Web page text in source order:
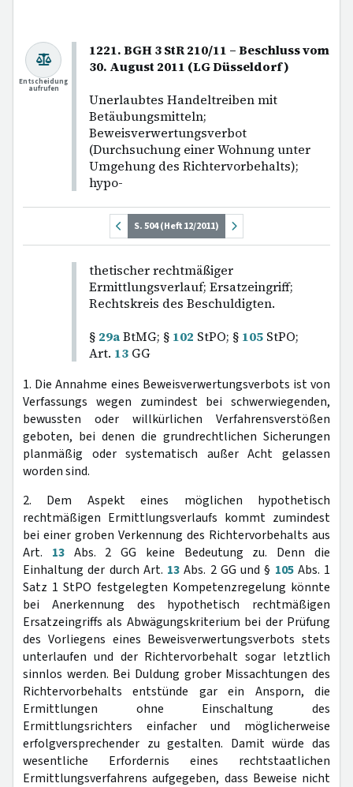
1221. BGH 3 StR 210/11 – Beschluss vom
30. August 2011 (LG Düsseldorf)
Unerlaubtes Handeltreiben mit
Betäubungsmitteln;
Beweisverwertungsverbot
(Durchsuchung einer Wohnung unter
Umgehung des Richtervorbehalts);
hypo-
Entscheidung
aufrufen
S. 504 (Heft 12/2011)
thetischer rechtmäßiger
Ermittlungsverlauf; Ersatzeingriff;
Rechtskreis des Beschuldigten.
§ 29aBtMG; § 102 StPO; § 105 StPO;
Art. 13 GG
1. Die Annahme eines Beweisverwertungsverbots ist von
Verfassungs wegen zumindest bei schwerwiegenden,
bewussten oder willkürlichen Verfahrensverstößen
geboten, bei denen die grundrechtlichen Sicherungen
planmäßig oder systematisch außer Acht gelassen
worden sind.
2. Dem Aspekt eines möglichen hypothetisch
rechtmäßigen Ermittlungsverlaufs kommt zumindest
bei einer groben Verkennung des Richtervorbehalts aus
Art. 13Abs. 2 GG keine Bedeutung zu. Denn die
Einhaltung der durch Art. 13 Abs. 2 GG und § 105Abs. 1
Satz 1 StPO festgelegten Kompetenzregelung könnte
bei Anerkennung des hypothetisch rechtmäßigen
Ersatzeingriffs als Abwägungskriterium bei der Prüfung
des Vorliegens eines Beweisverwertungsverbots stets
unterlaufen und der Richtervorbehalt sogar letztlich
sinnlos werden. Bei Duldung grober Missachtungen des
Richtervorbehalts entstünde gar ein Ansporn, die
Ermittlungen ohne Einschaltung des
Ermittlungsrichters einfacher und möglicherweise
erfolgversprechender zu gestalten. Damit würde das
wesentliche Erfordernis eines rechtstaatlichen
Ermittlungsverfahrens aufgegeben, dass Beweise nicht